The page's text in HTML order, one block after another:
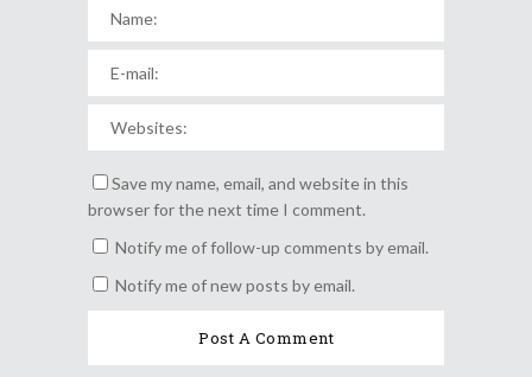
Save my name, email, and website in this
browser for the next time I comment.
Notify me of follow-up comments by email.
Notify me of new posts by email.